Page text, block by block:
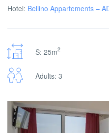
Hotel: Bellino Appartements –
S: 25m2
Adults: 3